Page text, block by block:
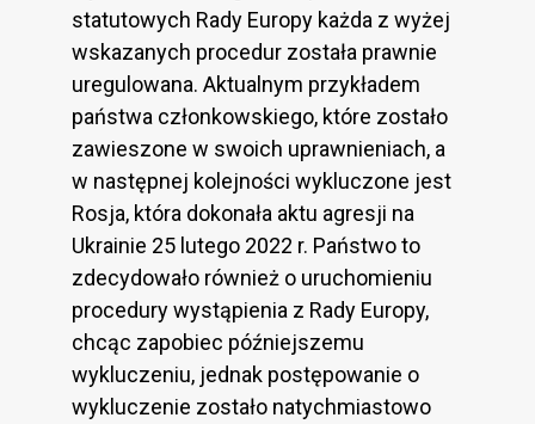
statutowych Rady Europy każda z wyżej
wskazanych procedur została prawnie
uregulowana. Aktualnym przykładem
państwa członkowskiego, które zostało
zawieszone w swoich uprawnieniach, a
w następnej kolejności wykluczone jest
Rosja, która dokonała aktu agresji na
Ukrainie 25 lutego 2022 r. Państwo to
zdecydowało również o uruchomieniu
procedury wystąpienia z Rady Europy,
chcąc zapobiec późniejszemu
wykluczeniu, jednak postępowanie o
wykluczenie zostało natychmiastowo